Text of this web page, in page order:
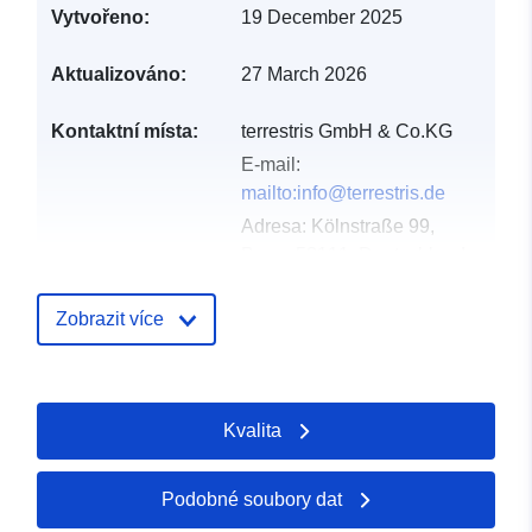
Vytvořeno: 19 December 2025
Aktualizováno: 27 March 2026
Kontaktní místa:
terrestris GmbH & Co.KG
E-mail:
mailto:info@terrestris.de
Adresa: Kölnstraße 99,
záznam:
21 February 2026
Aktualizace údajů.europa.eu:
30 April 2026
Zobrazit více
Kvalita
Podobné soubory dat